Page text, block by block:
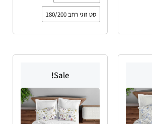
סט זוגי רחב 180/200
יש
מספר
סוגים.
Sale!
עד
⁦₪ 275⁩
יש
מספר
סוגים.